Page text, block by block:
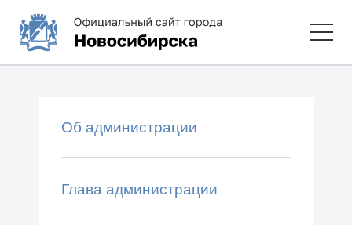
Об администрации
Глава администрации